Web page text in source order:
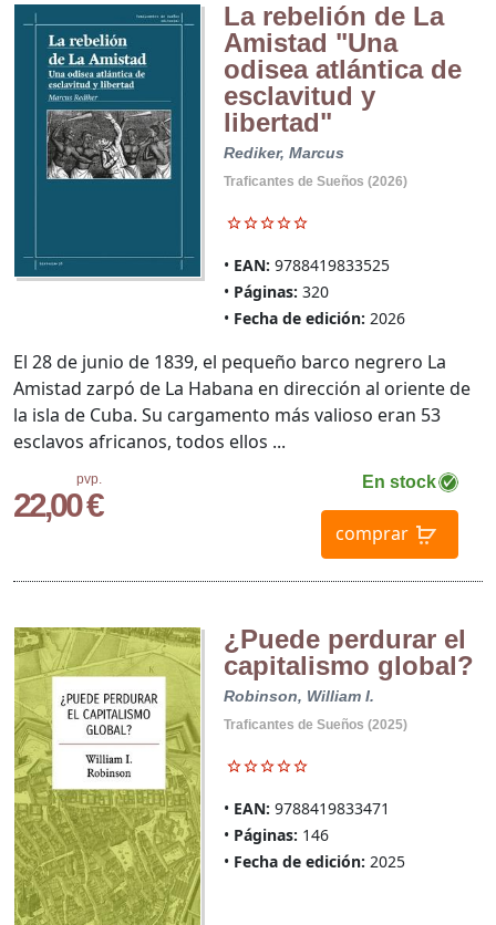
La rebelión de La
Amistad "Una
odisea atlántica de
esclavitud y
libertad"
Rediker, Marcus
Traficantes de Sueños (2026)
EAN: 9788419833525
Páginas: 320
Fecha de edición: 2026
pvp.
22,00 €
En stock
comprar
El 28 de junio de 1839, el pequeño barco negrero La
Amistad zarpó de La Habana en dirección al oriente de
la isla de Cuba. Su cargamento más valioso eran 53
esclavos africanos, todos ellos ...
¿Puede perdurar el
capitalismo global?
Robinson, William I.
Traficantes de Sueños (2025)
EAN: 9788419833471
Páginas: 146
Fecha de edición: 2025